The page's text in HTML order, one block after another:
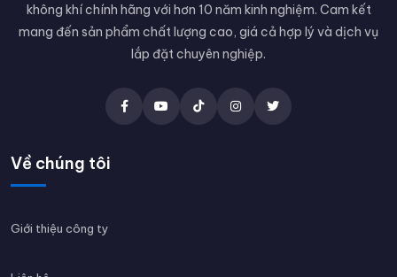
không khí chính hãng với hơn 10 năm kinh nghiệm. Cam kết
mang đến sản phẩm chất lượng cao, giá cả hợp lý và dịch vụ
lắp đặt chuyên nghiệp.
Về chúng tôi
Giới thiệu công ty